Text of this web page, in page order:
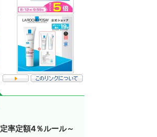
定率定額4％ルール～